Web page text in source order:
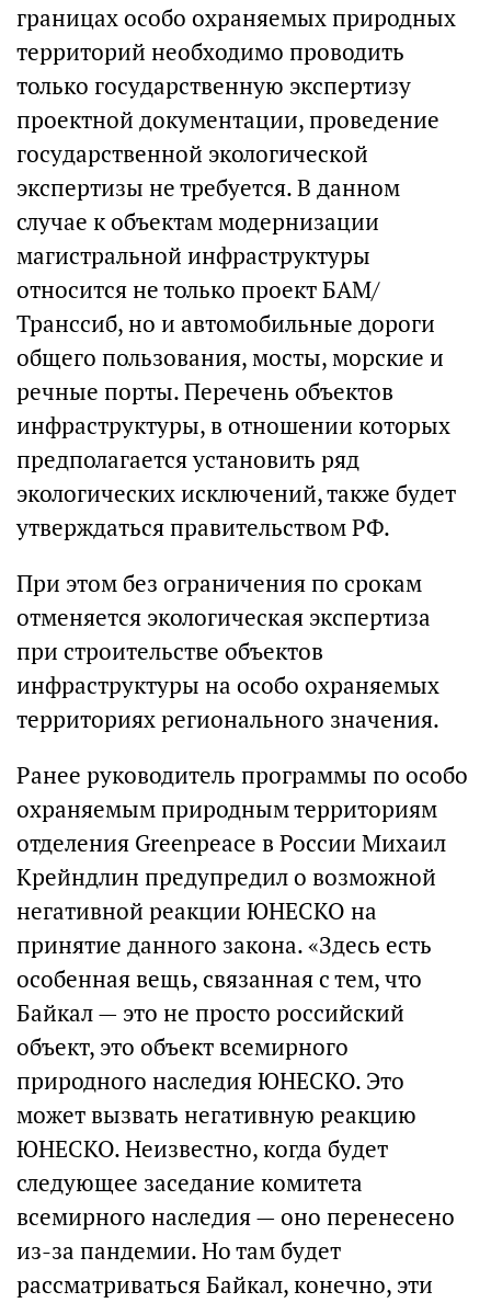
границах особо охраняемых природных
территорий необходимо проводить
только государственную экспертизу
проектной документации, проведение
государственной экологической
экспертизы не требуется. В данном
случае к объектам модернизации
магистральной инфраструктуры
относится не только проект БАМ/
Транссиб, но и автомобильные дороги
общего пользования, мосты, морские и
речные порты. Перечень объектов
инфраструктуры, в отношении которых
предполагается установить ряд
экологических исключений, также будет
утверждаться правительством РФ.
При этом без ограничения по срокам
отменяется экологическая экспертиза
при строительстве объектов
инфраструктуры на особо охраняемых
территориях регионального значения.
Ранее руководитель программы по особо
охраняемым природным территориям
отделения Greenpeace в России Михаил
Крейндлин предупредил о возможной
негативной реакции ЮНЕСКО на
принятие данного закона. «Здесь есть
особенная вещь, связанная с тем, что
Байкал — это не просто российский
объект, это объект всемирного
природного наследия ЮНЕСКО. Это
может вызвать негативную реакцию
ЮНЕСКО. Неизвестно, когда будет
следующее заседание комитета
всемирного наследия — оно перенесено
из-за пандемии. Но там будет
рассматриваться Байкал, конечно, эти